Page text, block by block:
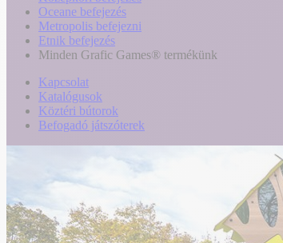
Oceane befejezés
Metropolis befejezni
Etnik befejezés
Minden Grafic Games® termékünk
Kapcsolat
Katalógusok
Köztéri bútorok
Befogadó játszóterek